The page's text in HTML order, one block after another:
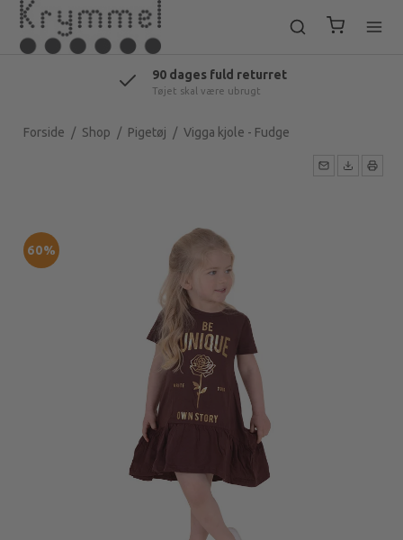
90 dages fuld returret
Tøjet skal være ubrugt
Forside / Shop / Pigetøj / Vigga kjole - Fudge
60%